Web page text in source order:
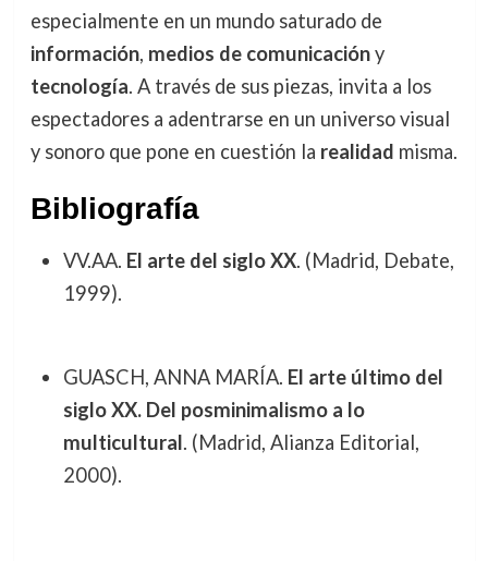
especialmente en un mundo saturado de
información, medios de comunicacióny
tecnología. A través de sus piezas, invita a los
espectadores a adentrarse en un universo visual
y sonoro que pone en cuestión la realidad misma.
Bibliografía
VV.AA. El arte del siglo XX. (Madrid, Debate,
1999).
GUASCH, ANNA MARÍA. El arte último del
siglo XX. Del posminimalismo a lo
multicultural. (Madrid, Alianza Editorial,
2000).